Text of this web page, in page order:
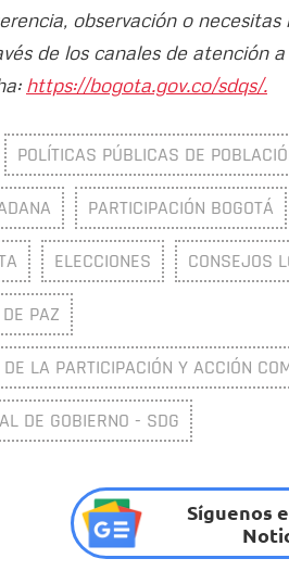
observación o
de los canales de atención
https://bogota.gov.co/sdqs/.
POLÍTICAS PÚBLICAS DE
PARTICIPACIÓN BOGOTÁ
ELECCIONES CONSEJOS
PAZ
LA PARTICIPACIÓN Y ACCIÓN
DE GOBIERNO - SDG
Síguenos